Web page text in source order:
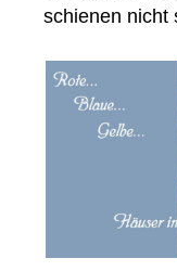
schienen nicht